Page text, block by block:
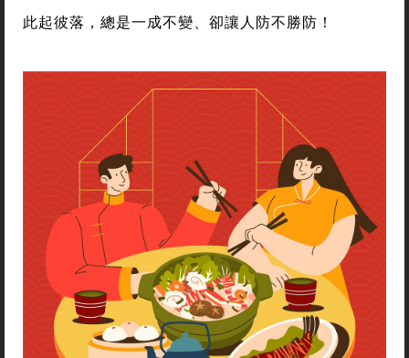
此起彼落，總是一成不變、卻讓人防不勝防！